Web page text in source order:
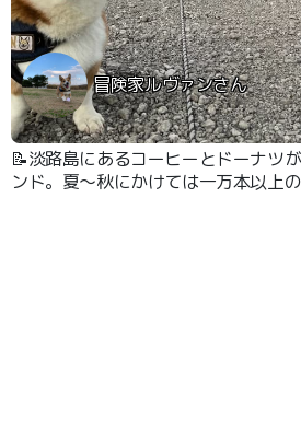
冒険家ルヴァンさん
📝淡路島にあるコーヒーとドーナツ
ンド。夏〜秋にかけては一万本以上